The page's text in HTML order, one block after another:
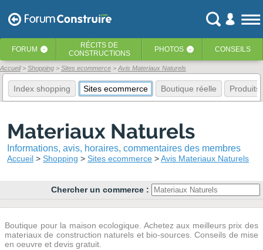
FORUM ‹ RÉCITS DE
CONSTRUCTIONS
PHOTOS ‹ CONSEILS
Accueil Shopping Sites ecommerce Avis Materiaux Naturels
Index shopping Sites ecommerce Boutique réelle Produits
Materiaux Naturels
Informations, avis, horaires, commentaires des membres
Accueil Shopping Sites ecommerce Avis Materiaux Naturels
Chercher un commerce :
Boutique pour la maison ecologique. Achetez aux meilleurs prix des
materiaux de construction naturels et bio-sources. Conseils de mise
en oeuvre et devis gratuit.